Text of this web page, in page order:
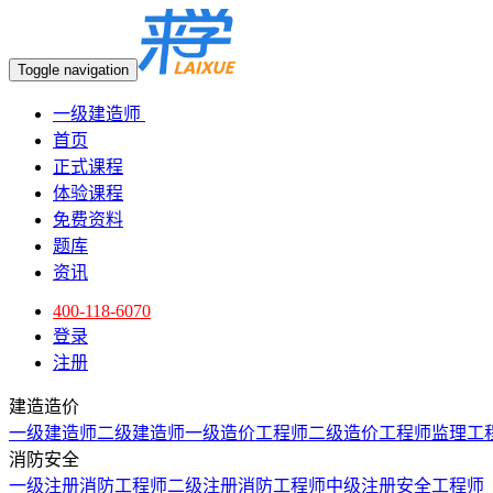
Toggle navigation
一级建造师
首页
正式课程
体验课程
免费资料
题库
资讯
400-118-6070
登录
注册
建造造价
一级建造师二级建造师一级造价工程师二级造价工程师监理工
消防安全
一级注册消防工程师二级注册消防工程师中级注册安全工程师